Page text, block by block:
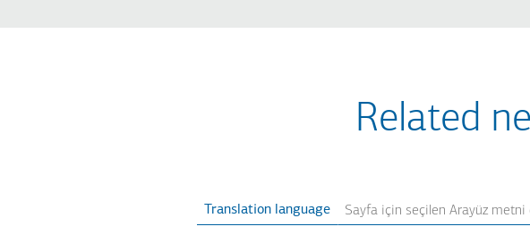
Related
Translation language